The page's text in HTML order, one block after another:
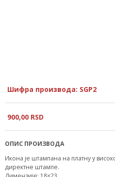
Шифра производа: SGP2
900,00 RSD
ОПИС ПРОИЗВОДА
Икона је штампана на платну у
директне штампе.